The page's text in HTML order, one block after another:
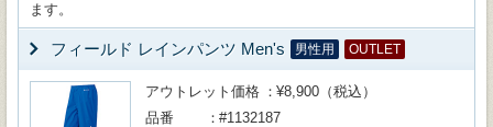
ます。
フィールド レインパンツ Men's 男性用 OUTLET
アウトレット価格
¥8,900（税込）
品番
#1132187